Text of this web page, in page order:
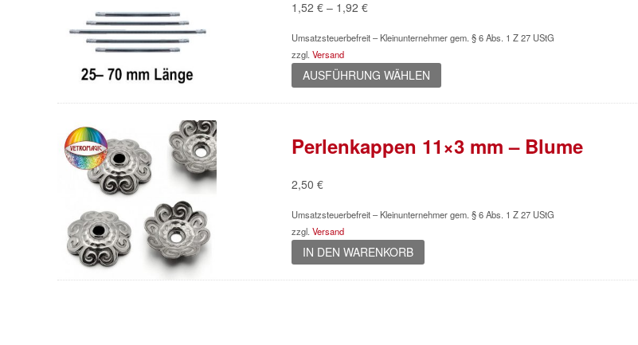
1,52 € – 1,92 €Preisspanne:
bis
Umsatzsteuerbefreit – Kleinunternehmer gem. § 6 Abs. 1 Z 27 UStG
zzgl. Versand
AUSFÜHRUNG WÄHLEN
Dieses
Produkt
weist
Varianten
auf.
auf
Perlenkappen 11×3 mm – Blume
2,50 €
Umsatzsteuerbefreit – Kleinunternehmer gem. § 6 Abs. 1 Z 27 UStG
zzgl. Versand
IN DEN WARENKORB